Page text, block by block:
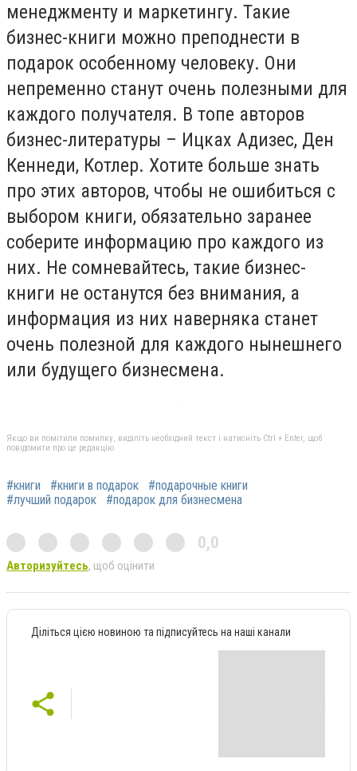
менеджменту и маркетингу. Такие
бизнес-книги можно преподнести в
подарок особенному человеку. Они
непременно станут очень полезными для
каждого получателя. В топе авторов
бизнес-литературы – Ицках Адизес, Ден
Кеннеди, Котлер. Хотите больше знать
про этих авторов, чтобы не ошибиться с
выбором книги, обязательно заранее
соберите информацию про каждого из
них. Не сомневайтесь, такие бизнес-
книги не останутся без внимания, а
информация из них наверняка станет
очень полезной для каждого нынешнего
или будущего бизнесмена.
Якщо ви помітили помилку, виділіть необхідний текст і натисніть Ctrl + Enter, щоб
повідомити про це редакцію
#книги #книги в подарок
#подарочные книги
#лучший подарок
#подарок для бизнесмена
0,0
Авторизуйтесь, щоб оцінити
Діліться цією новиною та підписуйтесь на наші канали